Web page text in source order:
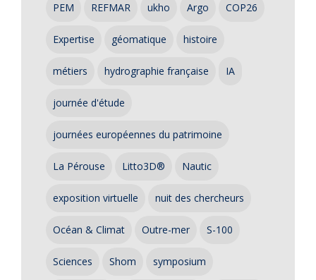
PEM REFMAR ukho Argo COP26
Expertise géomatique histoire
métiers hydrographie française IA
journée d'étude
journées européennes du patrimoine
La Pérouse Litto3D® Nautic
exposition virtuelle nuit des chercheurs
Océan & Climat Outre-mer S-100
Sciences Shom symposium